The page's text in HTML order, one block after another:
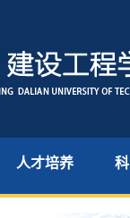
人才培养